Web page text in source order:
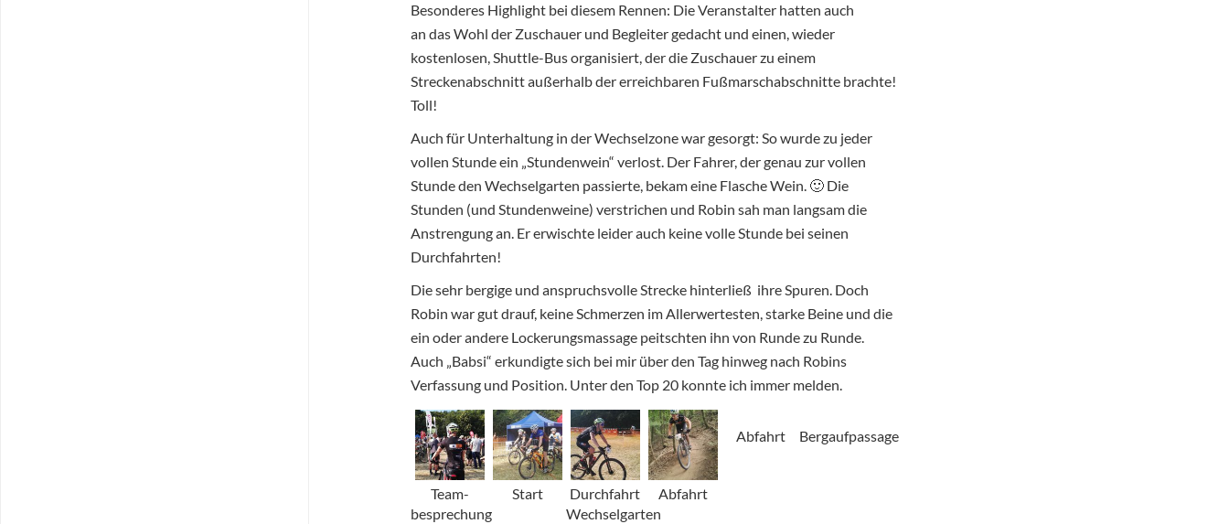
Besonderes Highlight bei diesem Rennen: Die Veranstalter hatten auch
an das Wohl der Zuschauer und Begleiter gedacht und einen, wieder
kostenlosen, Shuttle-Bus organisiert, der die Zuschauer zu einem
Streckenabschnitt außerhalb der erreichbaren Fußmarschabschnitte brachte!
Toll!
Auch für Unterhaltung in der Wechselzone war gesorgt: So wurde zu jeder
vollen Stunde ein „Stundenwein“ verlost. Der Fahrer, der genau zur vollen
Stunde den Wechselgarten passierte, bekam eine Flasche Wein. 🙂 Die
Stunden (und Stundenweine) verstrichen und Robin sah man langsam die
Anstrengung an. Er erwischte leider auch keine volle Stunde bei seinen
Durchfahrten!
Die sehr bergige und anspruchsvolle Strecke hinterließ ihre Spuren. Doch
Robin war gut drauf, keine Schmerzen im Allerwertesten, starke Beine und die
ein oder andere Lockerungsmassage peitschten ihn von Runde zu Runde.
Auch „Babsi“ erkundigte sich bei mir über den Tag hinweg nach Robins
Verfassung und Position. Unter den Top 20 konnte ich immer melden.
Team-
besprechung
Start
Durchfahrt
Wechselgarten
Abfahrt
Abfahrt Bergaufpassage